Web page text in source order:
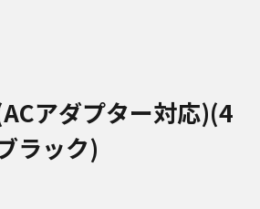
アダプター対応)(4
ラック)